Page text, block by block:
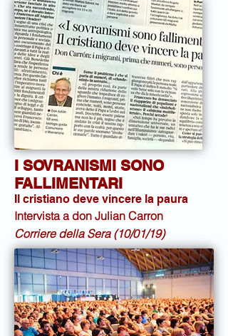
I SOVRANISMI SONO
FALLIMENTARI
Il cristiano deve vincere la paura
Intervista a don Julian Carron
Corriere della Sera (10/01/19)